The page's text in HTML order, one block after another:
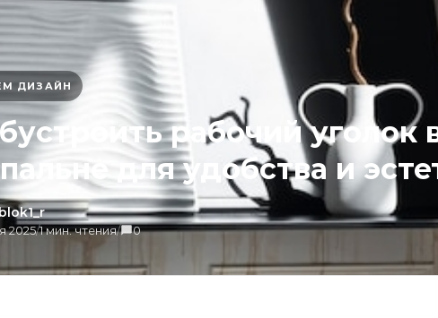
ДИЗАЙН
рабочий уголок
для удобства и
2025/1 мин. чтения/ 0